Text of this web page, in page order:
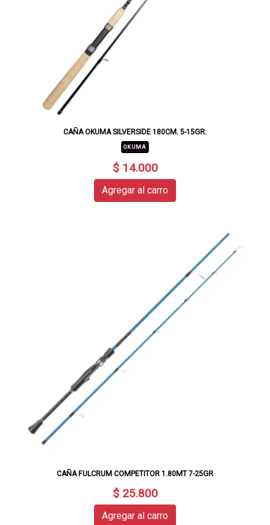
CAÑA OKUMA SILVERSIDE 180CM. 5-15GR.
OKUMA
$ 14.000
Agregar al carro
CAÑA FULCRUM COMPETITOR 1.80MT 7-25GR
$ 25.800
Agregar al carro